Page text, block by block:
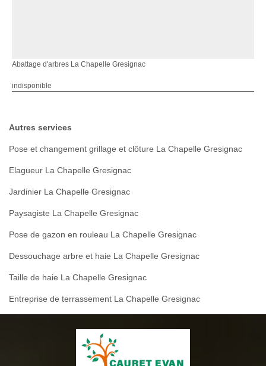
Abattage d'arbres La Chapelle Gresignac
indisponible
Autres services
Pose et changement grillage et clôture La Chapelle Gresignac
Elagueur La Chapelle Gresignac
Jardinier La Chapelle Gresignac
Paysagiste La Chapelle Gresignac
Pose de gazon en rouleau La Chapelle Gresignac
Dessouchage arbre et haie La Chapelle Gresignac
Taille de haie La Chapelle Gresignac
Entreprise de terrassement La Chapelle Gresignac